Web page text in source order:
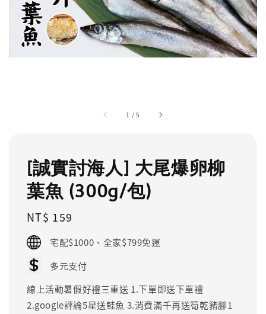
1 /5
[誠實討海人] 大尾爆卵柳
葉魚 (300g/包)
Regular
price
NT$ 159
宅配$1000、全家$799免運
多元支付
線上活動暑假好禮三重送 1.下單即送下單禮
2.google評論5星送鮭魚 3.消費滿千再送筍乾豬腳1